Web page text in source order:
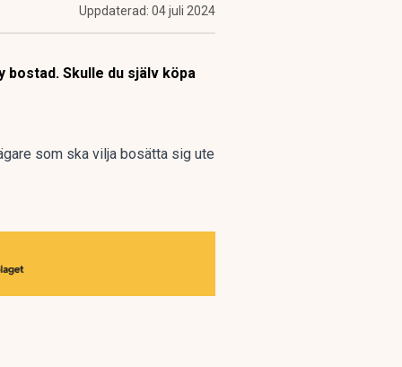
Uppdaterad: 04 juli 2024
Skulle du själv köpa
som ska vilja bosätta sig ute